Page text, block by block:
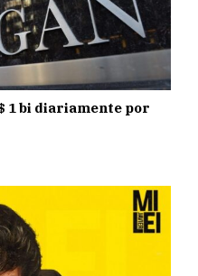
1 bi diariamente por